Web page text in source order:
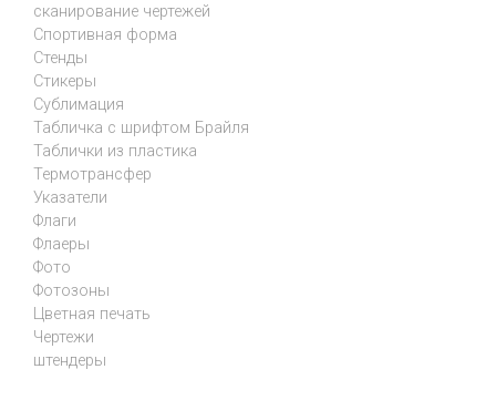
сканирование чертежей
Спортивная форма
Стенды
Стикеры
Сублимация
Табличка с шрифтом Брайля
Таблички из пластика
Термотрансфер
Указатели
Флаги
Флаеры
Фото
Фотозоны
Цветная печать
Чертежи
штендеры